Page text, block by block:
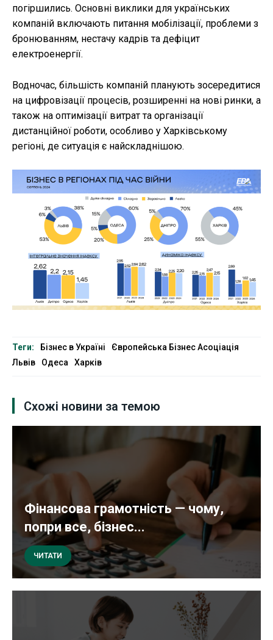
погіршились. Основні виклики для українських
компаній включають питання мобілізації, проблеми з
бронюванням, нестачу кадрів та дефіцит
електроенергії.
Водночас, більшість компаній планують зосередитися
на цифровізації процесів, розширенні на нові ринки, а
також на оптимізації витрат та організації
дистанційної роботи, особливо у Харківському
регіоні, де ситуація є найскладнішою.
Теги: Бізнес в Україні
Європейська Бізнес Асоціація
Львів
Одеса Харків
Схожі новини за темою
Фінансова грамотність — чому,
попри все, бізнес...
ЧИТАТИ